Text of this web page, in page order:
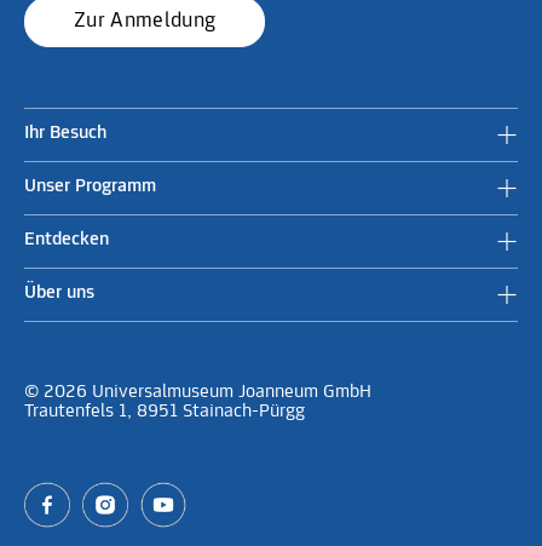
Zur Anmeldung
Ihr Besuch
Unser Programm
Entdecken
Über uns
© 2026 Universalmuseum Joanneum GmbH
Trautenfels 1, 8951 Stainach-Pürgg